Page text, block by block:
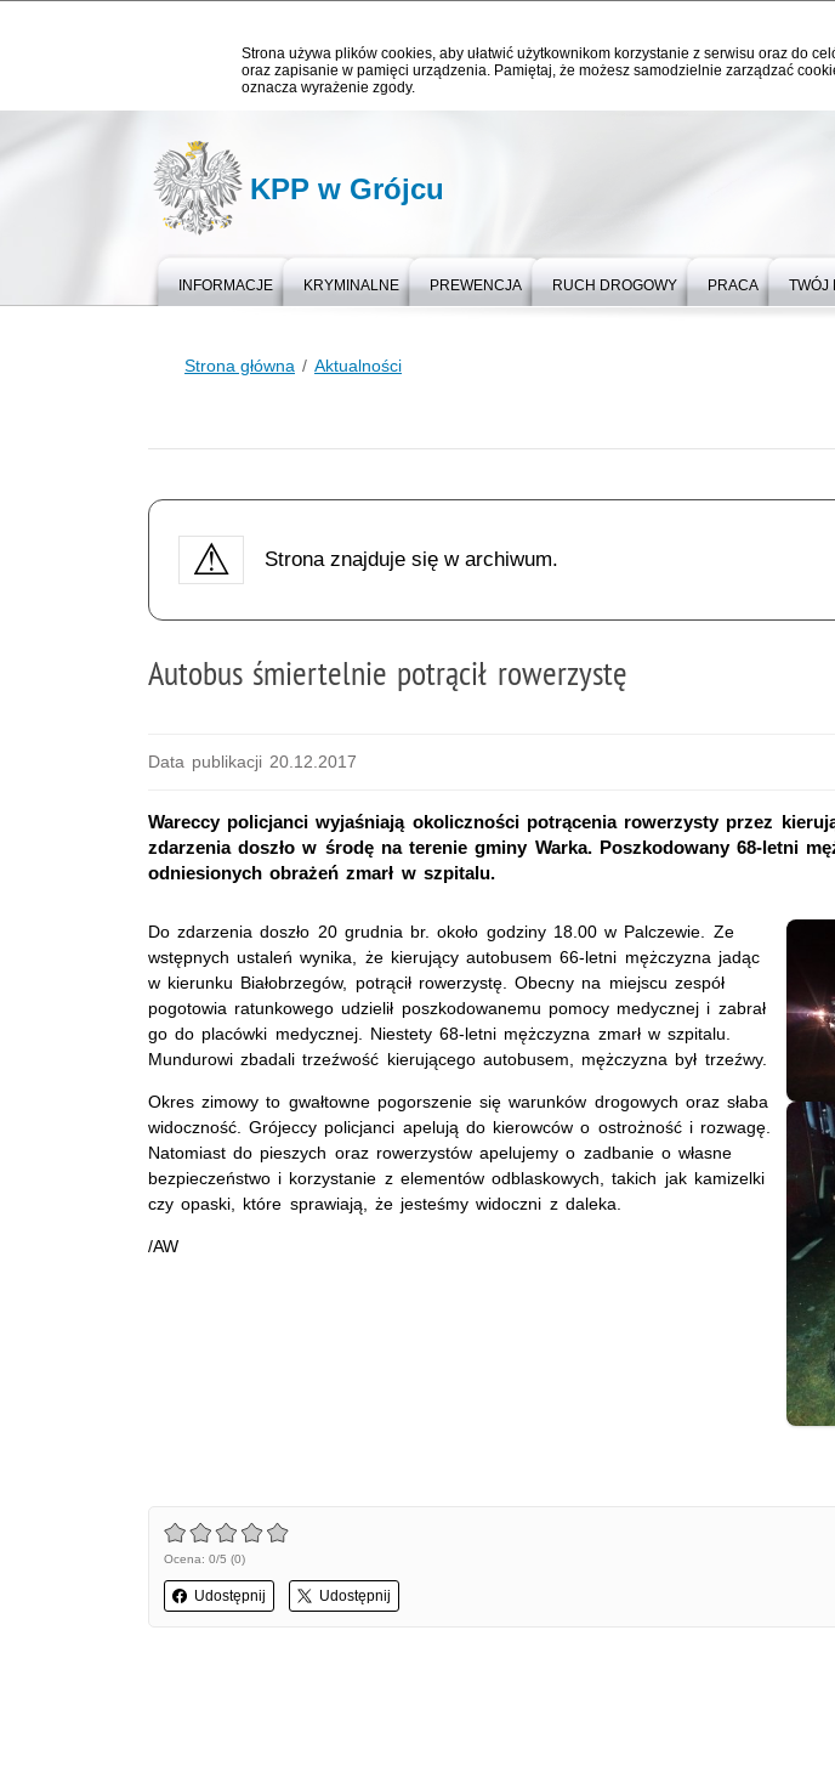
Strona używa plików cookies, aby ułatwić użytkownikom korzystanie z serwisu oraz do
oraz zapisanie w pamięci urządzenia. Pamiętaj, że możesz samodzielnie zarządzać
oznacza wyrażenie zgody.
KPP w Grójcu
INFORMACJE KRYMINALNE PREWENCJA RUCH DROGOWY PRACA TWÓJ
Strona główna Aktualności
Strona znajduje się w archiwum.
Autobus śmiertelnie potrącił rowerzystę
Data publikacji 20.12.2017
Wareccy policjanci wyjaśniają okoliczności potrącenia rowerzysty przez
zdarzenia doszło w środę na terenie gminy Warka. Poszkodowany 68-letni
odniesionych obrażeń zmarł w szpitalu.
Do zdarzenia doszło 20 grudnia br. około godziny 18.00 w Palczewie. Ze
wstępnych ustaleń wynika, że kierujący autobusem 66-letni mężczyzna jadąc
w kierunku Białobrzegów, potrącił rowerzystę. Obecny na miejscu zespół
pogotowia ratunkowego udzielił poszkodowanemu pomocy medycznej i zabrał
go do placówki medycznej. Niestety 68-letni mężczyzna zmarł w szpitalu.
Mundurowi zbadali trzeźwość kierującego autobusem, mężczyzna był trzeźwy.
Okres zimowy to gwałtowne pogorszenie się warunków drogowych oraz słaba
widoczność. Grójeccy policjanci apelują do kierowców o ostrożność i rozwagę.
Natomiast do pieszych oraz rowerzystów apelujemy o zadbanie o własne
bezpieczeństwo i korzystanie z elementów odblaskowych, takich jak kamizelki
czy opaski, które sprawiają, że jesteśmy widoczni z daleka.
/AW
Ocena: 0/5 (0)
Udostępnij Udostępnij